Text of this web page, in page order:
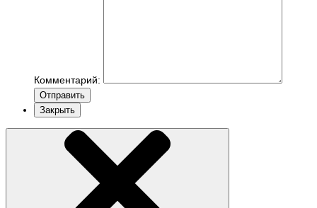
Комментарий:
Отправить
Закрыть